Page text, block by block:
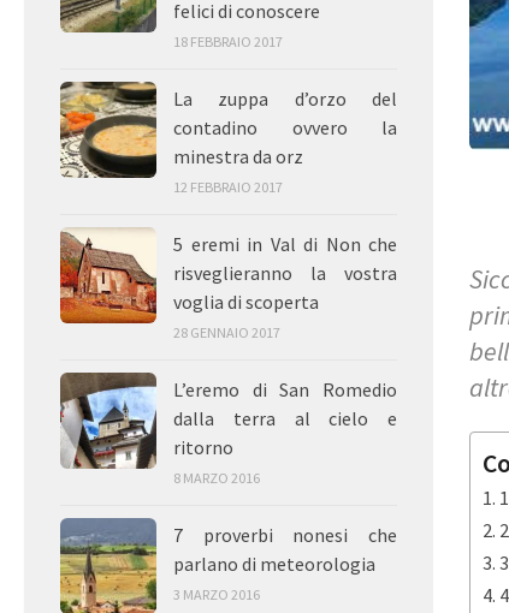
felici di conoscere
18 FEBBRAIO 2017
La zuppa d’orzo del
contadino ovvero la
minestra da orz
12 FEBBRAIO 2017
5 eremi in Val di Non che
risveglieranno la vostra
voglia di scoperta
28 GENNAIO 2017
L’eremo di San Romedio
dalla terra al cielo e
ritorno
8 MARZO 2016
7 proverbi nonesi che
parlano di meteorologia
3 MARZO 2016